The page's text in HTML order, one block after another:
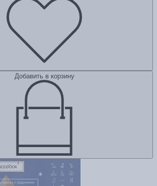
Добавить в корзину